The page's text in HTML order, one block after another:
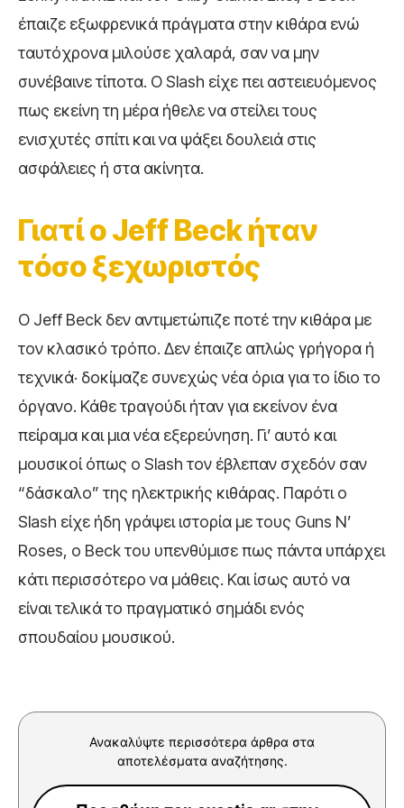
έπαιζε εξωφρενικά πράγματα στην κιθάρα ενώ
ταυτόχρονα μιλούσε χαλαρά, σαν να μην
συνέβαινε τίποτα. Ο Slash είχε πει αστειευόμενος
πως εκείνη τη μέρα ήθελε να στείλει τους
ενισχυτές σπίτι και να ψάξει δουλειά στις
ασφάλειες ή στα ακίνητα.
Γιατί ο Jeff Beck ήταν
τόσο ξεχωριστός
Ο Jeff Beck δεν αντιμετώπιζε ποτέ την κιθάρα με
τον κλασικό τρόπο. Δεν έπαιζε απλώς γρήγορα ή
τεχνικά· δοκίμαζε συνεχώς νέα όρια για το ίδιο το
όργανο. Κάθε τραγούδι ήταν για εκείνον ένα
πείραμα και μια νέα εξερεύνηση. Γι’ αυτό και
μουσικοί όπως ο Slash τον έβλεπαν σχεδόν σαν
“δάσκαλο” της ηλεκτρικής κιθάρας. Παρότι ο
Slash είχε ήδη γράψει ιστορία με τους Guns N’
Roses, ο Beck του υπενθύμισε πως πάντα υπάρχει
κάτι περισσότερο να μάθεις. Και ίσως αυτό να
είναι τελικά το πραγματικό σημάδι ενός
σπουδαίου μουσικού.
Ανακαλύψτε περισσότερα άρθρα στα
αποτελέσματα αναζήτησης.